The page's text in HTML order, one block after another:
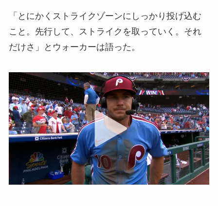
「とにかくストライクゾーンにしっかり投げ込む
こと。先行して、ストライクを取っていく。それ
だけさ」とウォーカーは語った。